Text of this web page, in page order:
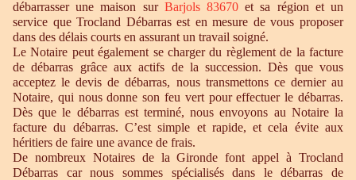
débarrasser une maison sur Barjols 83670 et sa région et un
service que Trocland Débarras est en mesure de vous proposer
dans des délais courts en assurant un travail soigné.
Le Notaire peut également se charger du règlement de la facture
de débarras grâce aux actifs de la succession. Dès que vous
acceptez le devis de débarras, nous transmettons ce dernier au
Notaire, qui nous donne son feu vert pour effectuer le débarras.
Dès que le débarras est terminé, nous envoyons au Notaire la
facture du débarras. C’est simple et rapide, et cela évite aux
héritiers de faire une avance de frais.
De nombreux Notaires de la Gironde font appel à Trocland
Débarras car nous sommes spécialisés dans le débarras de